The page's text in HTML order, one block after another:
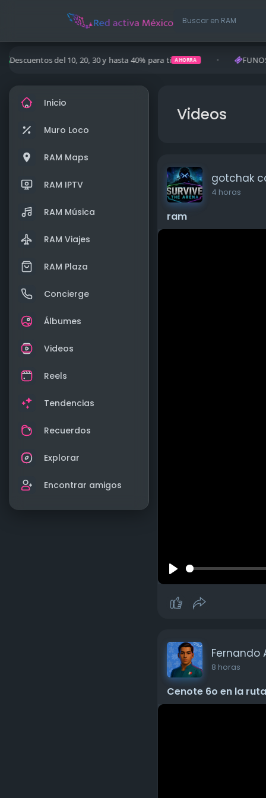
20, 30 y hasta 40% para ti AHORRA FUNOS: cada compra
Inicio
Muro Loco
RAM Maps
RAM IPTV
RAM Música
RAM Viajes
RAM Plaza
Concierge
Álbumes
Videos
Reels
Tendencias
Recuerdos
Explorar
Encontrar amigos
Videos
gotchak
4 horas
ram
a
Fernando
8 horas
Cenote 6o en la